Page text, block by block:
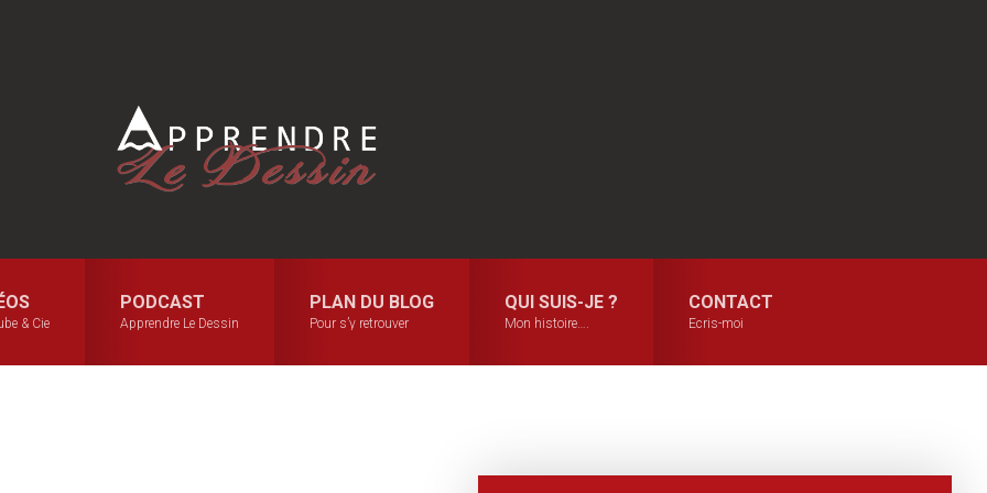
& Cie
PODCAST
Apprendre Le Dessin
PLAN DU BLOG
Pour s’y retrouver
QUI SUIS-JE ?
Mon histoire….
CONTACT
Ecris-moi